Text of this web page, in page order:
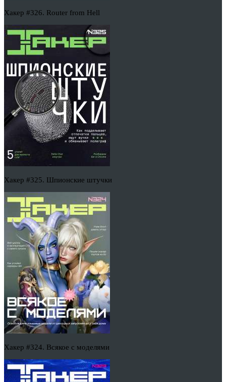
Хакер #326. Router from Hell
Хакер #325. Шпионские штучки
Хакер #324. Всякое с моделями